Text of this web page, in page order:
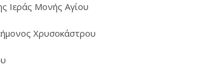
Ιεράς Μονής Αγίου
Χρυσοκάστρου